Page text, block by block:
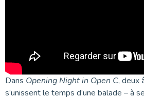
Dans Opening Night in Open C, deux
s’unissent le temps d’une balade – à